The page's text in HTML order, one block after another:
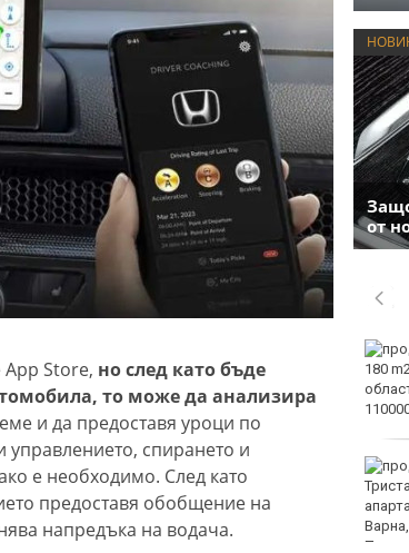
Store, но след като бъде
то може да анализира
и да предоставя уроци по
спирането и
е необходимо. След като
предоставя обобщение на
напредъка на водача.
от
голямо име в
медицината
Златото стигна до 4295
долара за унция